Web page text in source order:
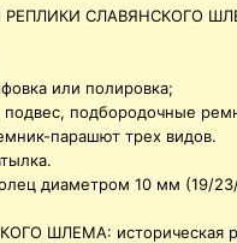
СЛАВЯНСКОГО
или полировка;
подвес, подбородочные
парашют трех видов.
диаметром 10 мм (19/
ШЛЕМА: историческая